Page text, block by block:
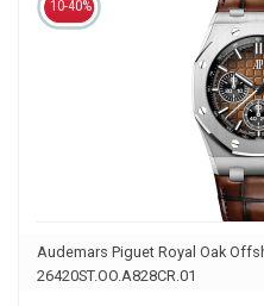
10-40%
Audemars Piguet Royal Oak
26420ST.OO.A828CR.01